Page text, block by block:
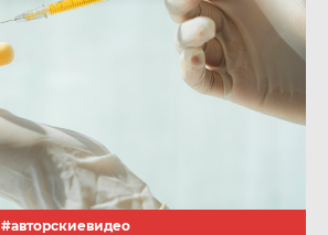
#авторскиевидео